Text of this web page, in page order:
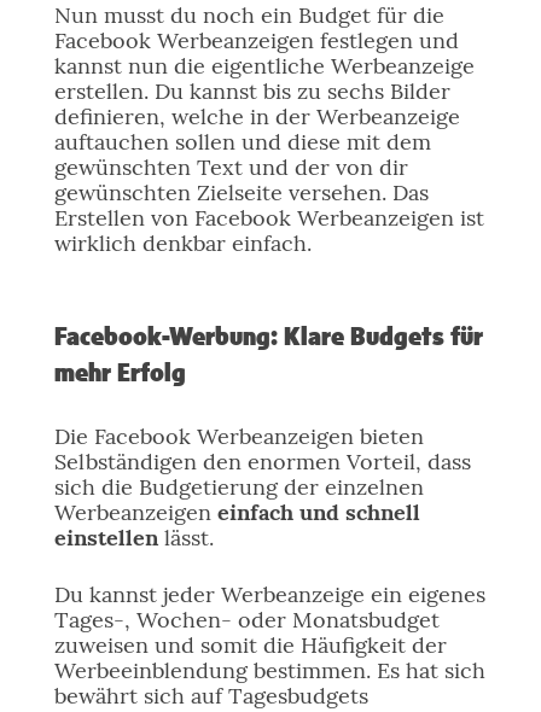
Nun musst du noch ein Budget für die
Facebook Werbeanzeigen festlegen und
kannst nun die eigentliche Werbeanzeige
erstellen. Du kannst bis zu sechs Bilder
definieren, welche in der Werbeanzeige
auftauchen sollen und diese mit dem
gewünschten Text und der von dir
gewünschten Zielseite versehen. Das
Erstellen von Facebook Werbeanzeigen ist
wirklich denkbar einfach.
Facebook-Werbung: Klare Budgets für
mehr Erfolg
Die Facebook Werbeanzeigen bieten
Selbständigen den enormen Vorteil, dass
sich die Budgetierung der einzelnen
Werbeanzeigeneinfach und schnell
einstellenlässt.
Du kannst jeder Werbeanzeige ein eigenes
Tages-, Wochen- oder Monatsbudget
zuweisen und somit die Häufigkeit der
Werbeeinblendung bestimmen. Es hat sich
bewährt sich auf Tagesbudgets